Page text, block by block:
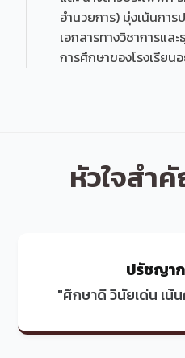
อำนวยการ) มุ่งเน้นกา
เอกสารทางวิชาการแล
การศึกษาของโรงเรียน
หัวใจสำ
ปรัชญา
"ศึกษาดี วินัยเด่น เ